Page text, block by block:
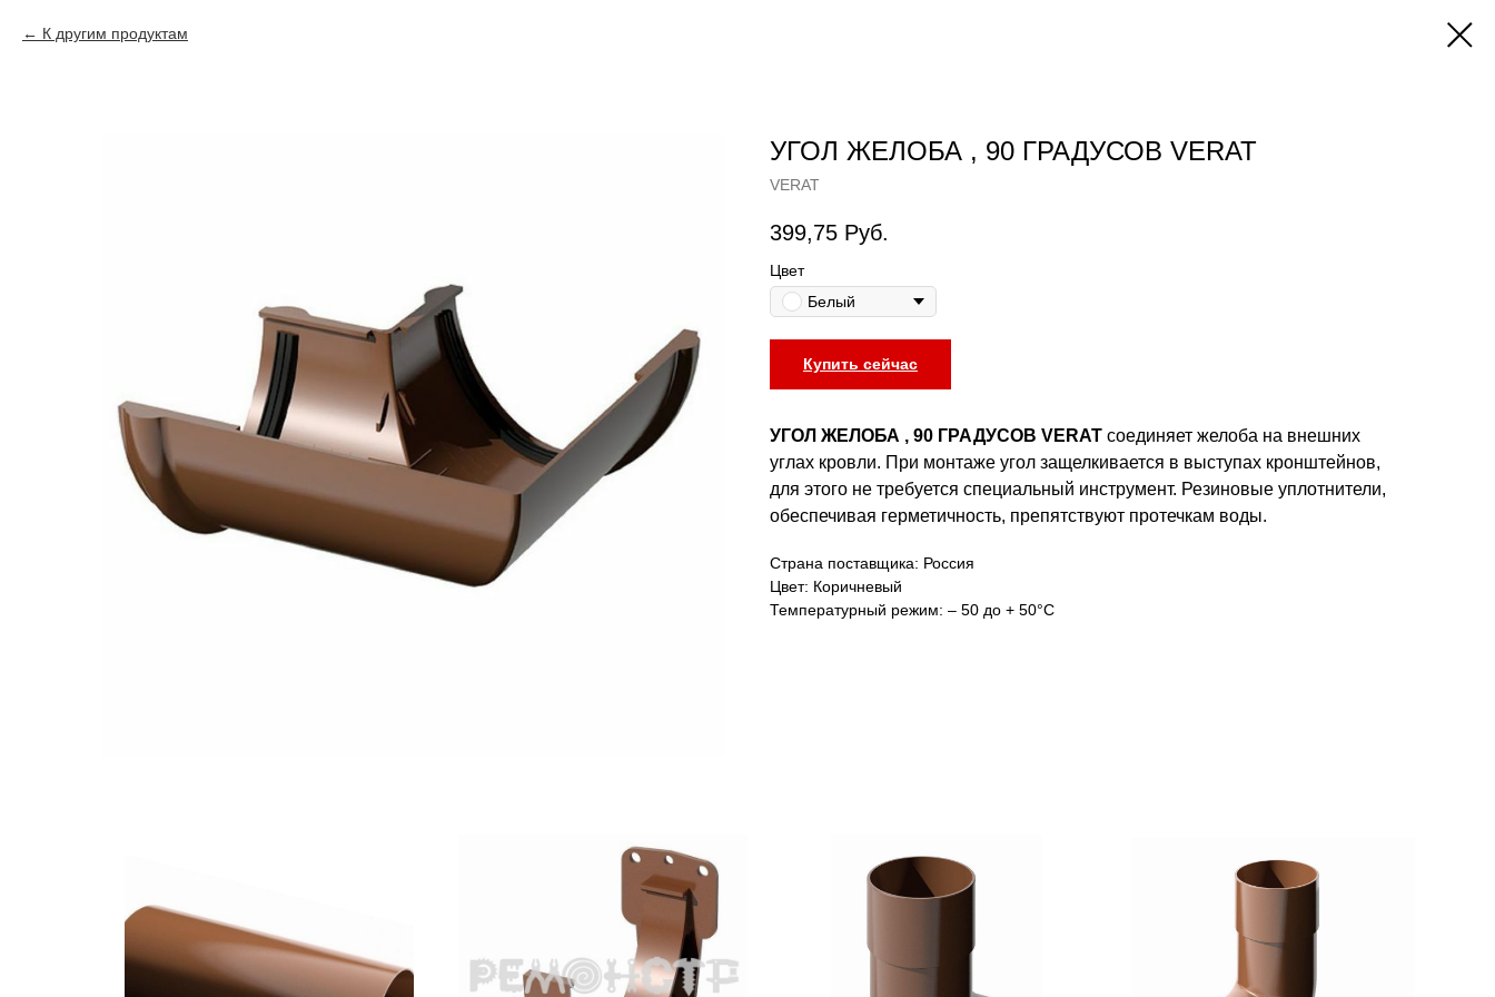
К другим продуктам
УГОЛ ЖЕЛОБА , 90 ГРАДУСОВ VERAT
VERAT
399,75 Руб.
Цвет
Белый
Купить сейчас
УГОЛ ЖЕЛОБА , 90 ГРАДУСОВ VERAT соединяет желоба на внешних
углах кровли. При монтаже угол защелкивается в выступах кронштейнов,
для этого не требуется специальный инструмент. Резиновые уплотнители,
обеспечивая герметичность, препятствуют протечкам воды.
Страна поставщика: Россия
Цвет: Коричневый
Температурный режим: – 50 до + 50°С